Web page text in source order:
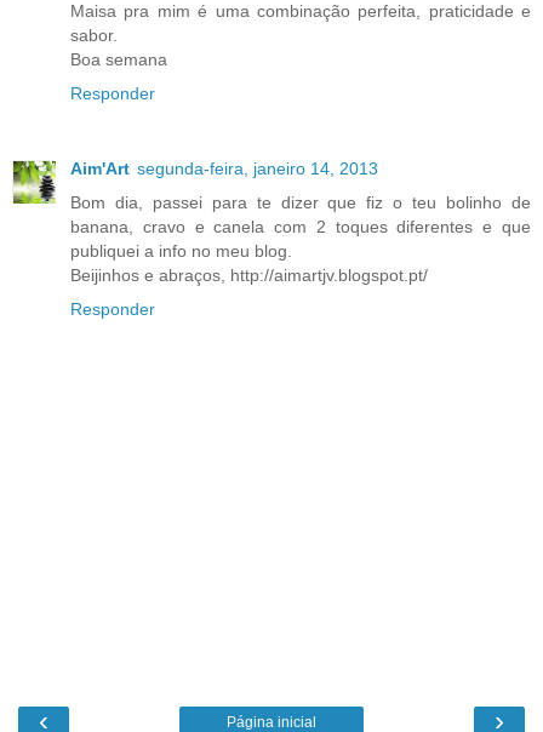
Maisa pra mim é uma combinação perfeita, praticidade e
sabor.
Boa semana
Responder
Aim'Art segunda-feira, janeiro 14, 2013
Bom dia, passei para te dizer que fiz o teu bolinho de
banana, cravo e canela com 2 toques diferentes e que
publiquei a info no meu blog.
Beijinhos e abraços, http://aimartjv.blogspot.pt/
Responder
‹ ›
Página inicial